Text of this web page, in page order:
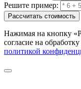
Решите пример:
Рассчитать стоимость
Нажимая на кнопку
согласие на
политикой